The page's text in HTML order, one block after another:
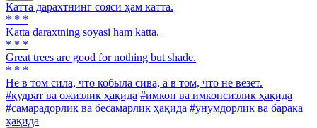
Катта дарахтнинг сояси ҳам катта.
* * *
Katta daraxtning soyasi ham katta.
* * *
Great trees are good for nothing but shade.
* * *
He в том сила, что кобыла сива, а в том, что не везет.
#қудрат ва ожизлик ҳақида #имкон ва имконсизлик ҳақида
#самарадорлик ва бесамарлик ҳақида #унумдорлик ва барака
ҳақида